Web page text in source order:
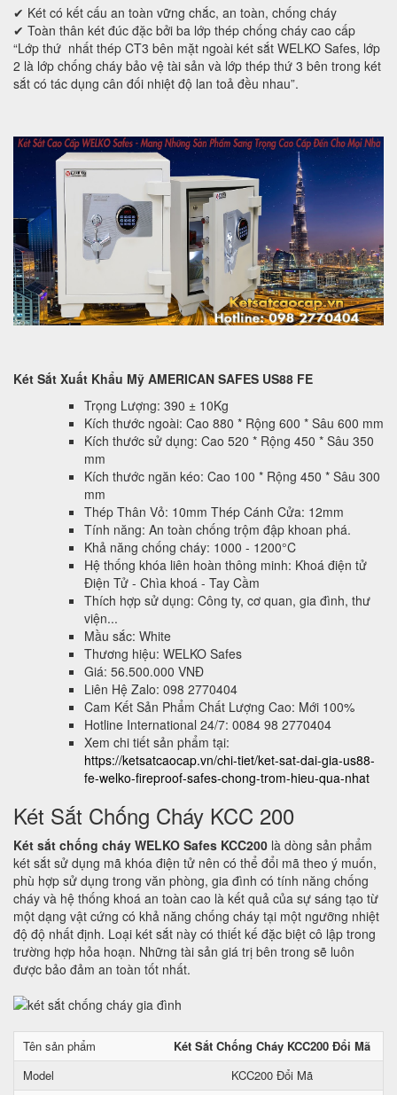
✔ Két có kết cấu an toàn vững chắc, an toàn, chống cháy
✔ Toàn thân két đúc đặc bởi ba lớp thép chống cháy cao cấp
“Lớp thứ nhất thép CT3 bên mặt ngoài két sắt WELKO Safes, lớp
2 là lớp chống cháy bảo vệ tài sản và lớp thép thứ 3 bên trong két
sắt có tác dụng cân đối nhiệt độ lan toả đều nhau”.
Két Sắt Xuất Khẩu Mỹ AMERICAN SAFES US88 FE
Trọng Lượng: 390 ± 10Kg
Kích thước ngoài: Cao 880 * Rộng 600 * Sâu 600 mm
Kích thước sử dụng: Cao 520 * Rộng 450 * Sâu 350
mm
Kích thước ngăn kéo: Cao 100 * Rộng 450 * Sâu 300
mm
Thép Thân Vỏ: 10mm Thép Cánh Cửa: 12mm
Tính năng: An toàn chống trộm đập khoan phá.
Khả năng chống cháy: 1000 - 1200°C
Hệ thống khóa liên hoàn thông minh: Khoá điện tử
Điện Tử - Chìa khoá - Tay Cầm
Thích hợp sử dụng: Công ty, cơ quan, gia đình, thư
viện...
Mầu sắc: White
Thương hiệu: WELKO Safes
Giá: 56.500.000 VNĐ
Liên Hệ Zalo: 098 2770404
Cam Kết Sản Phẩm Chất Lượng Cao: Mới 100%
Hotline International 24/7: 0084 98 2770404
Xem chi tiết sản phẩm tại:
https://ketsatcaocap.vn/chi-tiet/ket-sat-dai-gia-us88-
fe-welko-fireproof-safes-chong-trom-hieu-qua-nhat
Két Sắt Chống Cháy KCC 200
Két sắt chống cháy WELKO Safes KCC200 là dòng sản phẩm
két sắt sử dụng mã khóa điện tử nên có thể đổi mã theo ý muốn,
phù hợp sử dụng trong văn phòng, gia đình có tính năng chống
cháy và hệ thống khoá an toàn cao là kết quả của sự sáng tạo từ
một dạng vật cứng có khả năng chống cháy tại một ngưỡng nhiệt
độ độ nhất định. Loại két sắt này có thiết kế đặc biệt cô lập trong
trường hợp hỏa hoạn. Những tài sản giá trị bên trong sẽ luôn
được bảo đảm an toàn tốt nhất.
Tên sản phẩm
Két Sắt Chống Cháy KCC200 Đổi Mã
Model
KCC200 Đổi Mã